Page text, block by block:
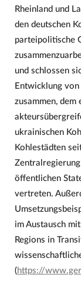
Rheinland und
den deutschen
parteipolitische
und schlossen
Entwicklung
zusammen, dem
ukrainischen
Kohlestädten
öffentlichen
vertreten.
im Austausch
Regions in
( https://